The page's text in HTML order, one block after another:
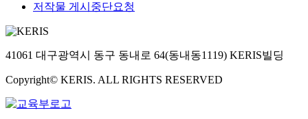
저작물 게시중단요청
41061 대구광역시 동구 동내로 64(동내동1119) KERIS빌딩
Copyright© KERIS. ALL RIGHTS RESERVED